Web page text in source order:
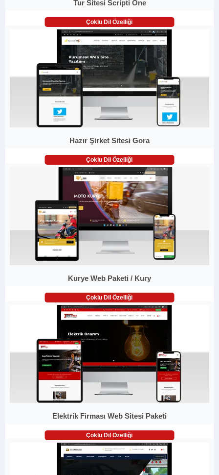
Tur Sitesi Scripti One
Çoklu Dil Özelliği
Hazır Şirket Sitesi Gora
Çoklu Dil Özelliği
Kurye Web Paketi / Kury
Çoklu Dil Özelliği
Elektrik Firması Web Sitesi Paketi
Çoklu Dil Özelliği